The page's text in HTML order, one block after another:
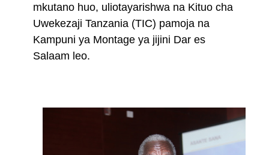
mkutano huo, uliotayarishwa na Kituo cha
Uwekezaji Tanzania (TIC) pamoja na
Kampuni ya Montage ya jijini Dar es
Salaam leo.